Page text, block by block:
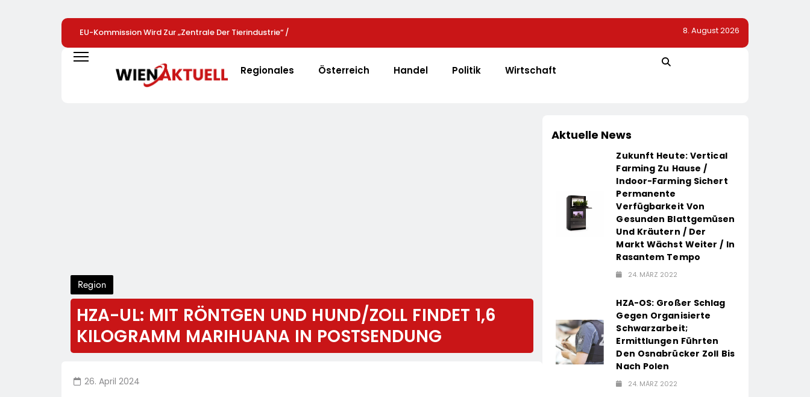
EU-Kommission Wird Zur „Zentrale Der Tierindustrie“ /
Tierschutzorganisation Animal Equality Prangert Mit Projektion In
Brüssel Die Nähe Der EU-Kommission Zur Tierindustrie An
Unternehmer Für Die Zukunft
Mehr Genuss Zum Kleinen Preis: Lidl Senkt Dauerhaft
Schokolade / 26 Schokoladenartikel Jetzt Bis Zu 13
8. August 2026
Regionales Österreich Handel Politik Wirtschaft
Region
HZA-UL: MIT RÖNTGEN UND HUND/ZOLL FINDET 1,6
KILOGRAMM MARIHUANA IN POSTSENDUNG
26. April 2024
Aktuelle News
Zukunft Heute: Vertical
Farming Zu Hause /
Indoor-Farming Sichert
Permanente
Verfügbarkeit Von
Gesunden Blattgemüsen
Und Kräutern / Der
Markt Wächst Weiter / In
Rasantem Tempo
24. MÄRZ 2022
HZA-OS: Großer Schlag
Gegen Organisierte
Schwarzarbeit;
Ermittlungen Führten
Den Osnabrücker Zoll Bis
Nach Polen
24. MÄRZ 2022